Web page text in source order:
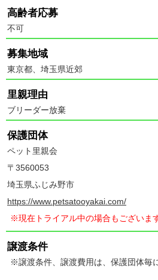
高齢者応募
不可
募集地域
東京都、埼玉県近郊
里親理由
ブリーダー放棄
保護団体
ペット里親会
〒3560053
埼玉県ふじみ野市
https://www.petsatooyakai.com/
※現在トライアル中の場合もございま
譲渡条件
※譲渡条件、譲渡費用は、保護団体毎